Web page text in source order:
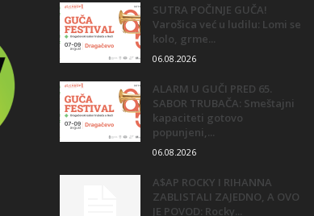
SUTRA POČINJE GUČA!
Varošica već u ludilu: Lomi se
kolo, grme...
06.08.2026
ALARM U GUČI PRED 65.
SABOR TRUBAČA: Smeštajni
kapaciteti gotovo
popunjeni,...
06.08.2026
A$AP ROCKY I RIHANNA
ZABLISTALI ZAJEDNO, A OVO
JE POVOD: Rocky...